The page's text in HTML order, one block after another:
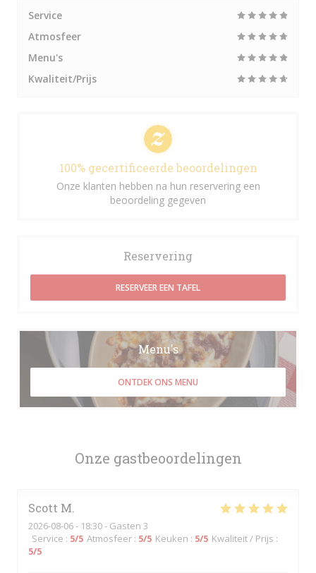
Onze gastbeoordelingen
Scott M
2026-08-06- 18:30 - Gasten 3
Service : 5/5 Atmosfeer : 5/5 Keuken : 5/5 Kwaliteit / Prijs :
5/5
Service
Atmosfeer
Menu's
Kwaliteit/Prijs
100% gecertificeerde beoordelingen
Onze klanten hebben na hun reservering een
beoordeling gegeven
Reservering
RESERVEER EEN TAFEL
Menu's
ONTDEK ONS MENU